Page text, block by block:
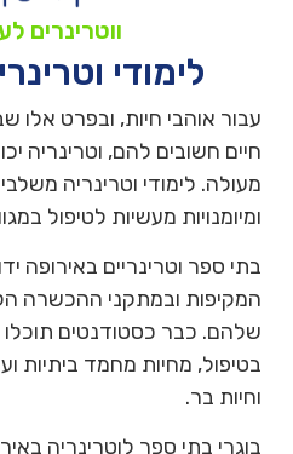
ווטרינרים
לימודי
עבור אוהבי חיות, ובפרט אלו
חיים חשובים להם, וטרינריה
מעולה. לימודי וטרינריה
ומיומנויות מעשיות לטיפול
בתי ספר וטרינריים באירופה
המקיפות ובמתקני ההכשרה
שלהם. כבר כסטודנטים תוכלו
בטיפול, מחיות מחמד ביתיות
וחיות בר.
בוגרי בתי ספר לוטרינריה